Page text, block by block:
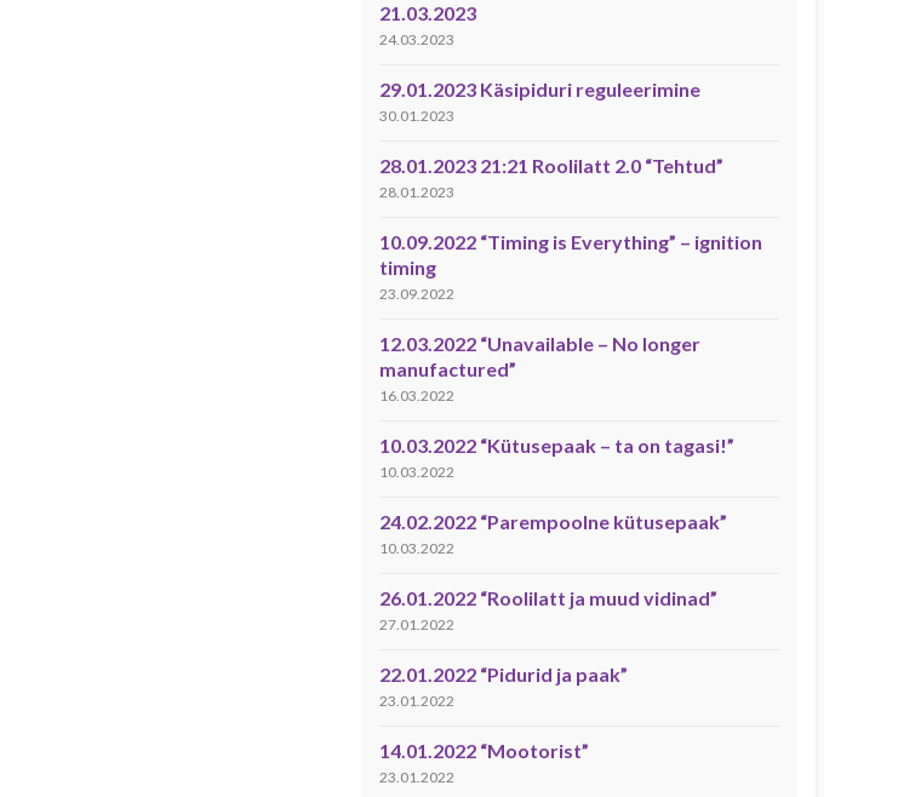
21.03.2023
24.03.2023
29.01.2023 Käsipiduri reguleerimine
30.01.2023
28.01.2023 21:21 Roolilatt 2.0 “Tehtud”
28.01.2023
10.09.2022 “Timing is Everything” – ignition
timing
23.09.2022
12.03.2022 “Unavailable – No longer
manufactured”
16.03.2022
10.03.2022 “Kütusepaak – ta on tagasi!”
10.03.2022
24.02.2022 “Parempoolne kütusepaak”
10.03.2022
26.01.2022 “Roolilatt ja muud vidinad”
27.01.2022
22.01.2022 “Pidurid ja paak”
23.01.2022
14.01.2022 “Mootorist”
23.01.2022